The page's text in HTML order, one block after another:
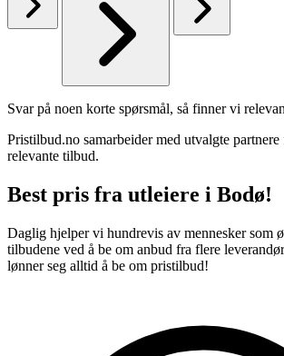
Svar på noen korte spørsmål, så finner vi
Pristilbud.no samarbeider med utvalgte
relevante tilbud.
Best pris fra utleiere i Bodø!
Daglig hjelper vi hundrevis av mennesker som
tilbudene ved å be om anbud fra flere
lønner seg alltid å be om pristilbud!